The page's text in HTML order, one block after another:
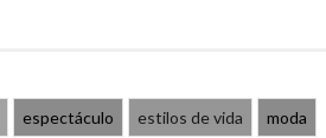
espectáculo estilos de vida moda